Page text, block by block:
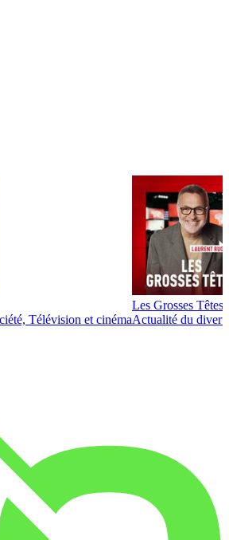
Télévision et cinéma
Les Grosses Têtes
Actualité du